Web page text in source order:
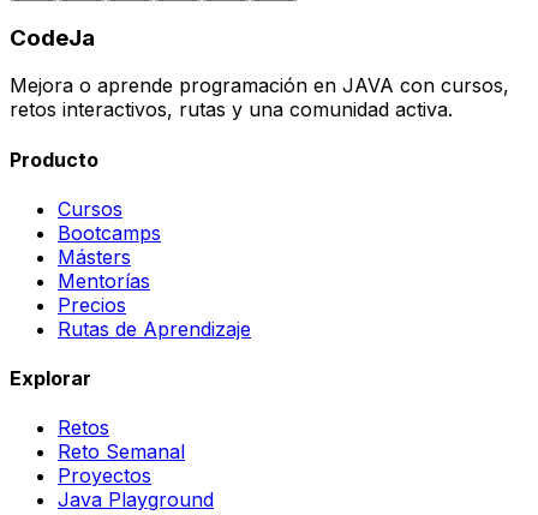
CodeJa
Mejora o aprende programación en JAVA con cursos,
retos interactivos, rutas y una comunidad activa.
Producto
Cursos
Bootcamps
Másters
Mentorías
Precios
Rutas de Aprendizaje
Explorar
Retos
Reto Semanal
Proyectos
Java Playground